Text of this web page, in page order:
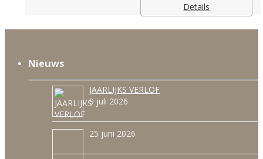
Details
Nieuws
JAARLIJKS VERLOF
9 juli 2026
25 juni 2026